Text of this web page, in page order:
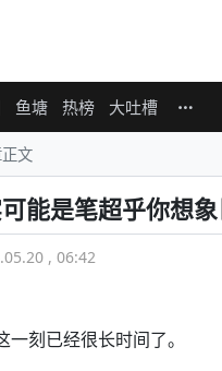
鱼塘 热榜 大吐槽
文
能是笔超乎你想
, 06:42
刻已经很长时间了。